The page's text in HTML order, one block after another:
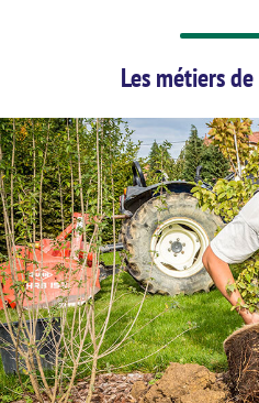
Les métiers de